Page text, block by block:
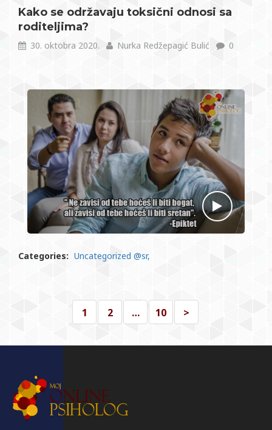
Kako se održavaju toksični odnosi sa
roditeljima?
30. oktobra 2020. Nurka Redžepagić Bulić 0
Categories: Uncategorized @sr
1 2 … 10 >